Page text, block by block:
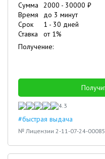
Сумма 2000 - 30000 ₽
Время
до 3 минут
Срок
1 - 30 дней
Ставка
от 1%
Получение:
4.3
#быстрая выдача
№ Лицензии 2-11-07-24-